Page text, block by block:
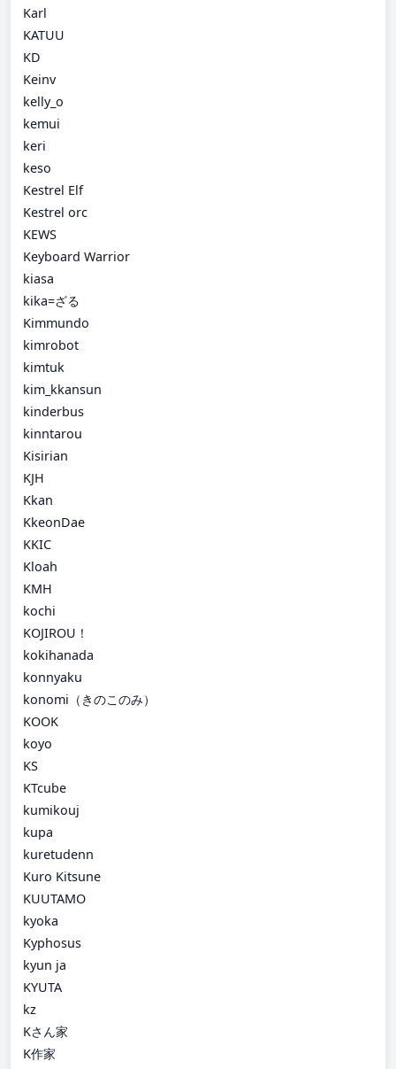
Karl
KATUU
KD
Keinv
kelly_o
kemui
keri
keso
Kestrel Elf
Kestrel orc
KEWS
Keyboard Warrior
kiasa
kika=ざる
Kimmundo
kimrobot
kimtuk
kim_kkansun
kinderbus
kinntarou
Kisirian
KJH
Kkan
KkeonDae
KKIC
Kloah
KMH
kochi
KOJIROU！
kokihanada
konnyaku
konomi（きのこのみ）
KOOK
koyo
KS
KTcube
kumikouj
kupa
kuretudenn
Kuro Kitsune
KUUTAMO
kyoka
Kyphosus
kyun ja
KYUTA
kz
Kさん家
K作家